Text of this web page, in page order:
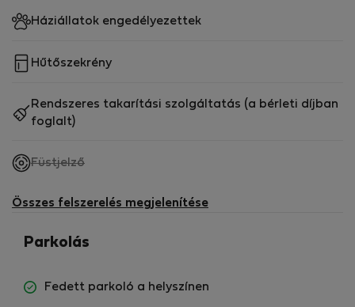
Háziállatok engedélyezettek
Hűtőszekrény
Rendszeres takarítási szolgáltatás (a bérleti díjban
foglalt)
Füstjelző,
elérhető
Összes felszerelés megjelenítése
Parkolás
Fedett parkoló a helyszínen